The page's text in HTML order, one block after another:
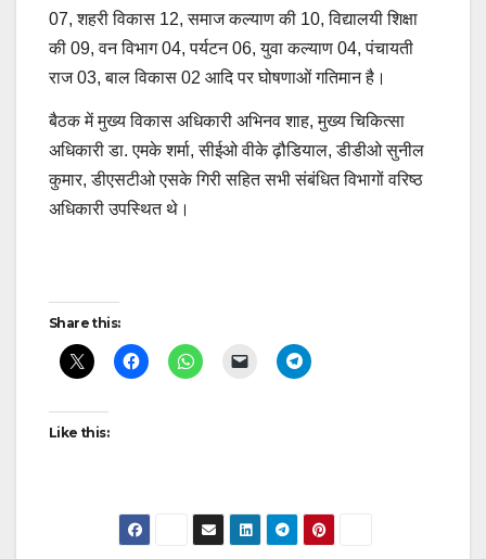
07, शहरी विकास 12, समाज कल्याण की 10, विद्यालयी शिक्षा
की 09, वन विभाग 04, पर्यटन 06, युवा कल्याण 04, पंचायती
राज 03, बाल विकास 02 आदि पर घोषणाओं गतिमान है।
बैठक में मुख्य विकास अधिकारी अभिनव शाह, मुख्य चिकित्सा
अधिकारी डा. एमके शर्मा, सीईओ वीके ढ़ौडियाल, डीडीओ सुनील
कुमार, डीएसटीओ एसके गिरी सहित सभी संबंधित विभागों वरिष्ठ
अधिकारी उपस्थित थे।
Post
navigation
Share this:
Like this: